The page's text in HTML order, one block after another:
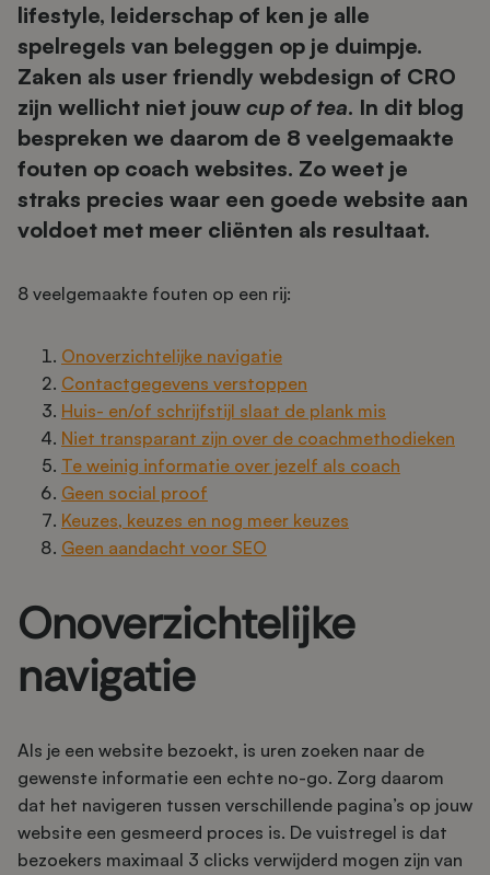
lifestyle, leiderschap of ken je alle
spelregels van beleggen op je duimpje.
Zaken als user friendly webdesign of CRO
zijn wellicht niet jouw cup of tea. In dit blog
bespreken we daarom de 8 veelgemaakte
fouten op coach websites. Zo weet je
straks precies waar een goede website aan
voldoet met meer cliënten als resultaat.
8 veelgemaakte fouten op een rij:
Onoverzichtelijke navigatie
Contactgegevens verstoppen
Huis- en/of schrijfstijl slaat de plank mis
Niet transparant zijn over de coachmethodieken
Te weinig informatie over jezelf als coach
Geen social proof
Keuzes, keuzes en nog meer keuzes
Geen aandacht voor SEO
Onoverzichtelijke
navigatie
Als je een website bezoekt, is uren zoeken naar de
gewenste informatie een echte no-go. Zorg daarom
dat het navigeren tussen verschillende pagina’s op jouw
website een gesmeerd proces is. De vuistregel is dat
bezoekers maximaal 3 clicks verwijderd mogen zijn van